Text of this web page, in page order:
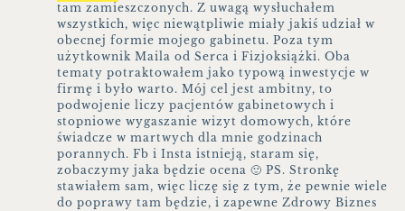
tam zamieszczonych. Z uwagą wysłuchałem
wszystkich, więc niewątpliwie miały jakiś udział w
obecnej formie mojego gabinetu. Poza tym
użytkownik Maila od Serca i Fizjoksiążki. Oba
tematy potraktowałem jako typową inwestycje w
firmę i było warto. Mój cel jest ambitny, to
podwojenie liczy pacjentów gabinetowych i
stopniowe wygaszanie wizyt domowych, które
świadcze w martwych dla mnie godzinach
porannych. Fb i Insta istnieją, staram się,
zobaczymy jaka będzie ocena 🙂 PS. Stronkę
stawiałem sam, więc liczę się z tym, że pewnie wiele
do poprawy tam będzie, i zapewne Zdrowy Biznes